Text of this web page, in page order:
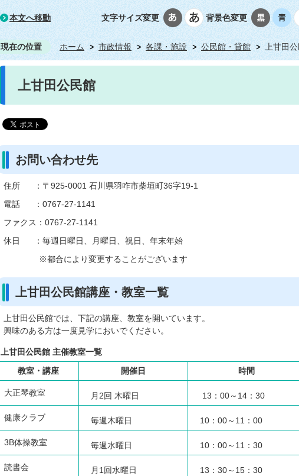
本文へ移動 文字サイズ変更 背景色変更
現在の位置 ホーム 市政情報 各課・施設 公民館・貸館 上甘田
上甘田公民館
お問い合わせ先
住所 ：〒925-0001 石川県羽咋市柴垣町36字19-1
電話 ：0767-27-1141
ファクス：0767-27-1141
休日 ：毎週日曜日、月曜日、祝日、年末年始
※都合により変更することがございます
上甘田公民館講座・教室一覧
上甘田公民館では、下記の講座、教室を開いています。
興味のある方は一度見学においでください。
上甘田公民館 主催教室一覧
教室・講座
開催日 時間
大正琴教室 月2回 木曜日 13：00～14：30
健康クラブ 毎週木曜日 10：00～11：00
3B体操教室 毎週水曜日 10：00～11：30
読書会 月1回水曜日 13：30～15：30